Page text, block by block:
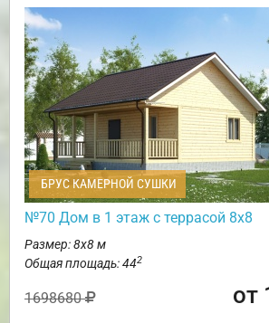
БРУС КАМЕРНОЙ СУШКИ
№70 Дом в 1 этаж с террасой 8х8
Размер: 8х8 м
Общая площадь: 442
1698680 от